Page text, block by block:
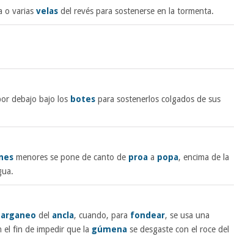
o varias velas del revés para sostenerse en la tormenta.
debajo bajo los botes para sostenerlos colgados de sus
menores se pone de canto de proa a popa, encima de la
arganeo del ancla, cuando, para fondear, se usa una
el fin de impedir que la gúmena se desgaste con el roce del